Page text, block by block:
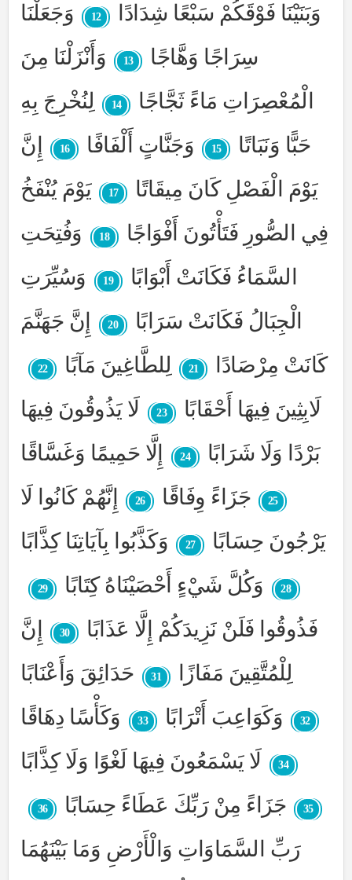
وَبَنَيْنَا فَوْقَكُمْ سَبْعًا شِدَادًا 12
وَجَعَلْنَا
سِرَاجًا وَهَّاجًا
13
وَأَنْزَلْنَا مِنَ
الْمُعْصِرَاتِ مَاءً ثَجَّاجًا
14
لِنُخْرِجَ بِهِ
حَبًّا وَنَبَاتًا
15 وَجَنَّاتٍ أَلْفَافًا 16
إِنَّ
يَوْمَ الْفَصْلِ كَانَ مِيقَاتًا
17
يَوْمَ يُنْفَخُ
فِي الصُّورِ فَتَأْتُونَ أَفْوَاجًا
18
وَفُتِحَتِ
السَّمَاءُ فَكَانَتْ أَبْوَابًا
19
وَسُيِّرَتِ
الْجِبَالُ فَكَانَتْ سَرَابًا
20
إِنَّ جَهَنَّمَ
كَانَتْ مِرْصَادًا
21 لِلطَّاغِينَ مَآبًا 22
لَابِثِينَ فِيهَا أَحْقَابًا 23
لَا يَذُوقُونَ فِيهَا
بَرْدًا وَلَا شَرَابًا
24 إِلَّا حَمِيمًا وَغَسَّاقًا
25 جَزَاءً وِفَاقًا 26
إِنَّهُمْ كَانُوا لَا
يَرْجُونَ حِسَابًا
27 وَكَذَّبُوا بِآيَاتِنَا كِذَّابًا
28 وَكُلَّ شَيْءٍ أَحْصَيْنَاهُ كِتَابًا 29
فَذُوقُوا فَلَنْ نَزِيدَكُمْ إِلَّا عَذَابًا 30
إِنَّ
لِلْمُتَّقِينَ مَفَازًا
31 حَدَائِقَ وَأَعْنَابًا
32 وَكَوَاعِبَ أَتْرَابًا 33 وَكَأْسًا دِهَاقًا
34 لَا يَسْمَعُونَ فِيهَا لَغْوًا وَلَا كِذَّابًا
35 جَزَاءً مِنْ رَبِّكَ عَطَاءً حِسَابًا 36
رَبِّ السَّمَاوَاتِ وَالْأَرْضِ وَمَا بَيْنَهُمَا